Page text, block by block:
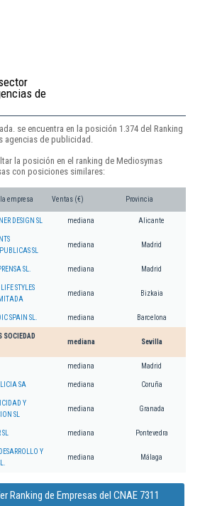
de
se encuentra en la posición 1.374 del Ranking
de publicidad.
la posición en el ranking de Mediosymas
con posiciones similares:
empresa Ventas (€) Provincia
DESIGN SL mediana Alicante
SL
mediana Madrid
SL. mediana Madrid
STYLES
mediana Bizkaia
SPAIN SL. mediana Barcelona
SOCIEDAD
mediana Sevilla
mediana Madrid
SA mediana Coruña
Y
SL
mediana Granada
mediana Pontevedra
Y
mediana Málaga
Ranking de Empresas del CNAE 7311